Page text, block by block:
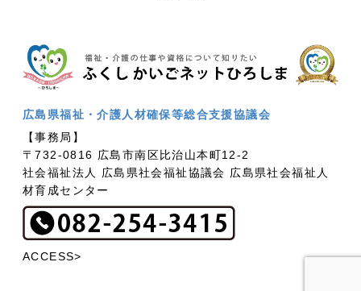
広島県福祉・介護人材確保等総合支援協議会
【事務局】
〒732-0816 広島市南区比治山本町12-2
社会福祉法人 広島県社会福祉協議会 広島県社会福祉人
材育成センター
ACCESS>